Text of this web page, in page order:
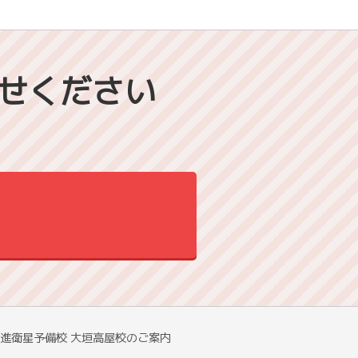
ください
衛星予備校 大垣高屋校のご案内